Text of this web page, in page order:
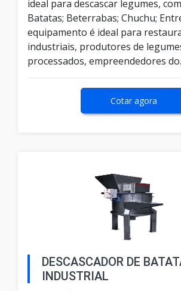
ideal para descascar legumes,
Batatas; Beterrabas; Chuchu;
equipamento é ideal para
industriais, produtores de
processados, empreendedores
Cotar agora
DESCASCADOR DE
INDUSTRIAL